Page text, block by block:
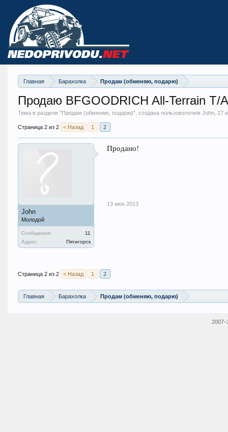
Главная Барахолка Продам (обменяю, подарю)
Продаю BFGOODRICH All-Terrain T/
Тема в разделе "Продам (обменяю, подарю)", создана пользователем John, 27
Страница 2 из 2 < Назад 1 2
John
Молодой
Сообщения:
11
Адрес:
Пятигорск
Продано!
13 июн 2013
Страница 2 из 2 < Назад 1 2
Главная Барахолка Продам (обменяю, подарю)
2007–